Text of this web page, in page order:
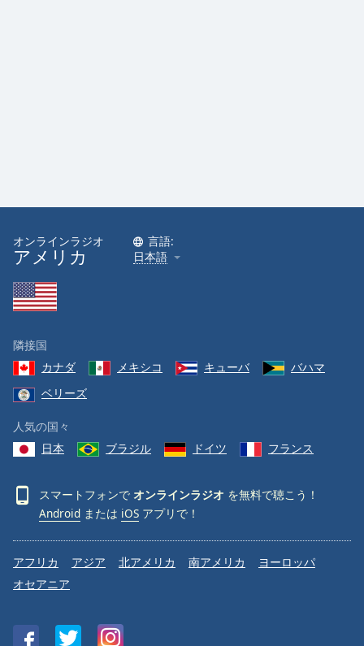
オンラインラジオ
アメリカ
言語:
日本語
隣接国
カナダ
メキシコ キューバ
バハマ
ベリーズ
人気の国々
日本
ブラジル ドイツ フランス
スマートフォンで オンラインラジオ を無料で聴こう！
Android または iOS アプリで！
アフリカ アジア 北アメリカ 南アメリカ
ヨーロッパ
オセアニア